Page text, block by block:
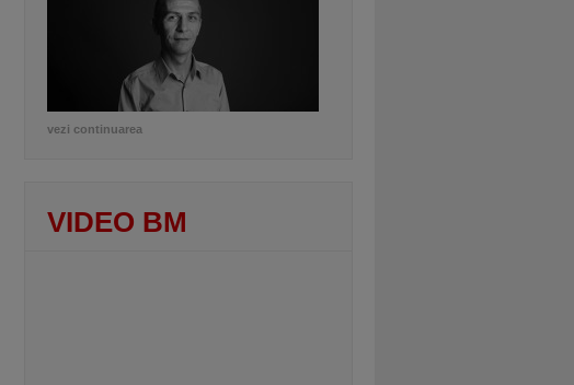
vezi continuarea
VIDEO BM